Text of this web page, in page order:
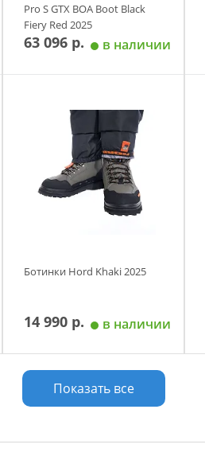
Pro S GTX BOA Boot Black
Fiery Red 2025
63 096 р. в наличии
Размер
8 9
Ботинки Hord Khaki 2025
14 990 р. в наличии
Добавить в корзину
Показать все